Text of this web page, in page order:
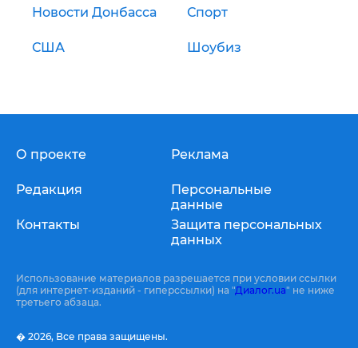
Новости Донбасса Спорт
США Шоубиз
О проекте
Редакция
Контакты
Реклама
Персональные
данные
Защита персональных
данных
Использование материалов разрешается при условии ссылки
(для интернет-изданий - гиперссылки) на "Диалог.ua" не ниже
третьего абзаца.
� 2026, Все права защищены.